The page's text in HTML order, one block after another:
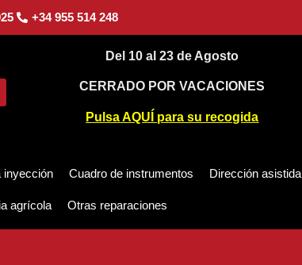
+34 955 514 248
Del 10 al 23 de Agosto
CERRADO POR VACACIONES
Pulsa AQUÍ para su recogida
inyección Cuadro de instrumentos Dirección asistida
agrícola Otras reparaciones